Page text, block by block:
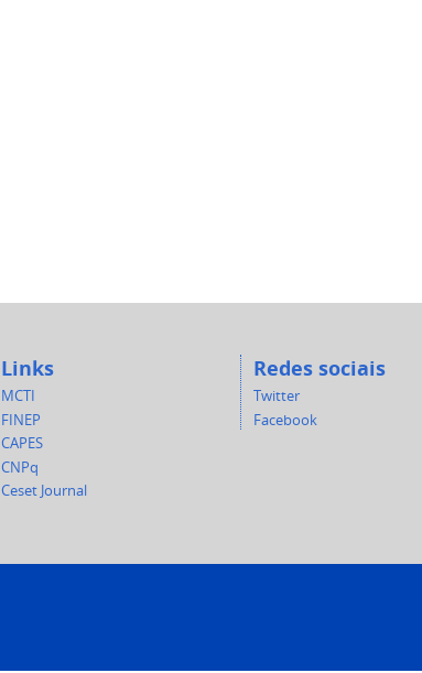
Links
MCTI
FINEP
CAPES
CNPq
Ceset Journal
Redes sociais
Twitter
Facebook